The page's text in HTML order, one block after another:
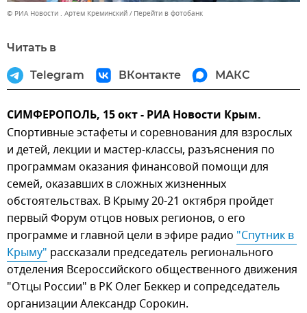
© РИА Новости . Артем Креминский Перейти в фотобанк
Читать в
Telegram ВКонтакте МАКС
СИМФЕРОПОЛЬ, 15 окт - РИА Новости Крым.
Спортивные эстафеты и соревнования для взрослых
и детей, лекции и мастер-классы, разъяснения по
программам оказания финансовой помощи для
семей, оказавших в сложных жизненных
обстоятельствах. В Крыму 20-21 октября пройдет
первый Форум отцов новых регионов, о его
программе и главной цели в эфире радио "Спутник в
Крыму" рассказали председатель регионального
отделения Всероссийского общественного движения
"Отцы России" в РК Олег Беккер и сопредседатель
организации Александр Сорокин.